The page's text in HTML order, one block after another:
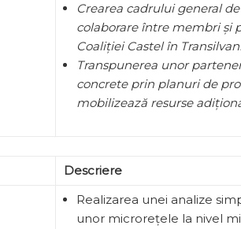
Crearea cadrului general
colaborare între membri și
Coaliției Castel în
Transpunerea unor
concrete prin planuri de
mobilizează resurse
Descriere
Realizarea unei analize
unor microrețele la nivel